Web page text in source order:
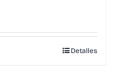
Detalles